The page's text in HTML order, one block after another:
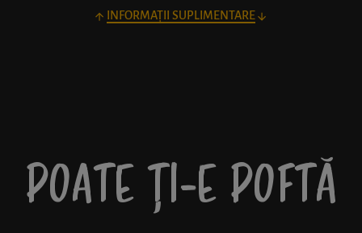
INFORMAȚII SUPLIMENTARE
POATE ȚI-E POFTĂ